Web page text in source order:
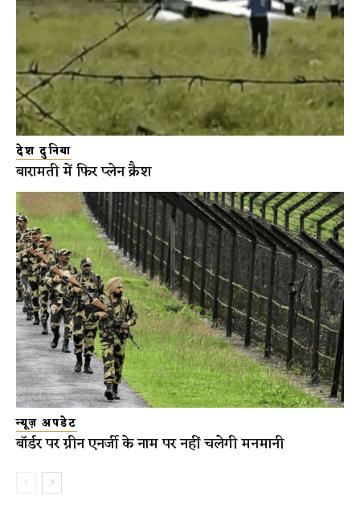
देश दुनिया
बारामती में फिर प्लेन क्रैश
न्यूज़ अपडेट
बॉर्डर पर ग्रीन एनर्जी के नाम पर नहीं चलेगी मनमानी